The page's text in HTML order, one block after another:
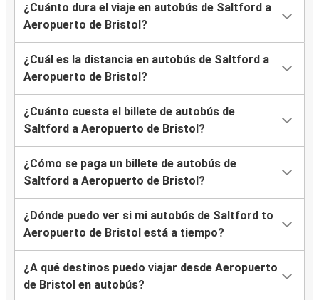
¿Cuánto dura el viaje en autobús de Saltford a
Aeropuerto de Bristol?
¿Cuál es la distancia en autobús de Saltford a
Aeropuerto de Bristol?
¿Cuánto cuesta el billete de autobús de
Saltford a Aeropuerto de Bristol?
¿Cómo se paga un billete de autobús de
Saltford a Aeropuerto de Bristol?
¿Dónde puedo ver si mi autobús de Saltford to
Aeropuerto de Bristol está a tiempo?
¿A qué destinos puedo viajar desde Aeropuerto
de Bristol en autobús?